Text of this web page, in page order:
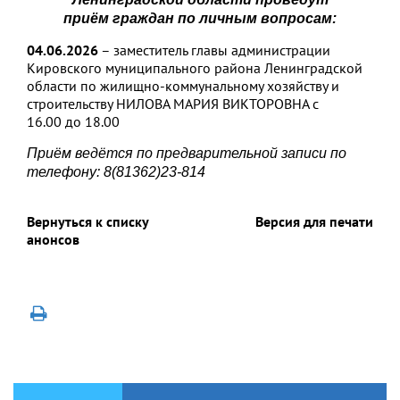
приём граждан по личным вопросам:
04.06.2026 – заместитель главы администрации
Кировского муниципального района Ленинградской
области по жилищно-коммунальному хозяйству и
строительству НИЛОВА МАРИЯ ВИКТОРОВНА с
16.00 до 18.00
Приём ведётся по предварительной записи по
телефону: 8(81362)23-814
Вернуться к списку
анонсов
Версия для печати